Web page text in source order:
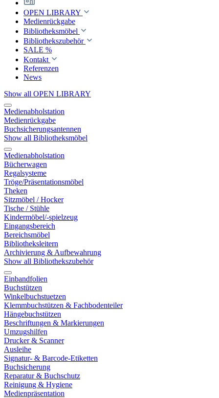
OPEN LIBRARY
Medienrückgabe
Bibliotheksmöbel
Bibliothekszubehör
SALE %
Kontakt
Referenzen
News
Show all OPEN LIBRARY
Medienabholstation
Medienrückgabe
Buchsicherungsantennen
Show all Bibliotheksmöbel
Medienabholstation
Bücherwagen
Regalsysteme
Tröge/Präsentationsmöbel
Theken
Sitzmöbel / Hocker
Tische / Stühle
Kindermöbel/-spielzeug
Eingangsbereich
Bereichsmöbel
Bibliotheksleitern
Archivierung & Aufbewahrung
Show all Bibliothekszubehör
Einbandfolien
Buchstützen
Winkelbuchstuetzen
Klemmbuchstützen & Fachbodenteiler
Hängebuchstützen
Beschriftungen & Markierungen
Umzugshilfen
Drucker & Scanner
Ausleihe
Signatur- & Barcode-Etiketten
Buchsicherung
Reparatur & Buchschutz
Reinigung & Hygiene
Medienpräsentation